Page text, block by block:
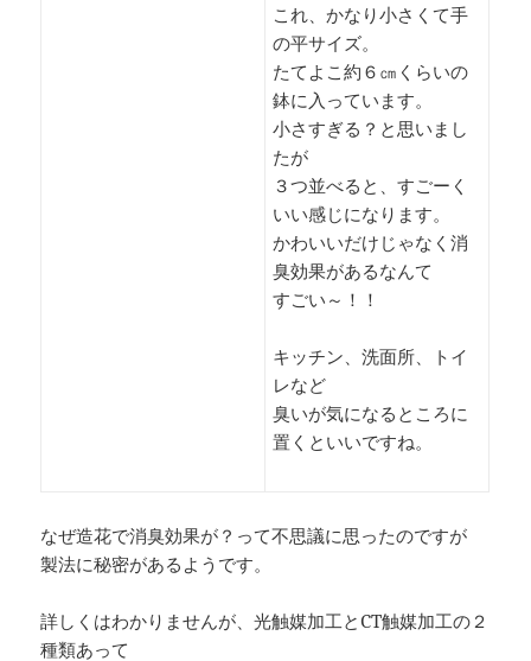
これ、かなり小さくて手
の平サイズ。
たてよこ約６㎝くらいの
鉢に入っています。
小さすぎる？と思いまし
たが
３つ並べると、すごーく
いい感じになります。
かわいいだけじゃなく消
臭効果があるなんて
すごい～！！
キッチン、洗面所、トイ
レなど
臭いが気になるところに
置くといいですね。
なぜ造花で消臭効果が？って不思議に思ったのですが
製法に秘密があるようです。
詳しくはわかりませんが、光触媒加工とCT触媒加工の２
種類あって